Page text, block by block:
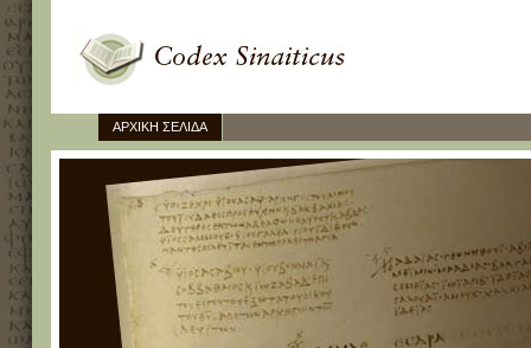
ΑΡΧΙΚΗ ΣΕΛΙΔΑ